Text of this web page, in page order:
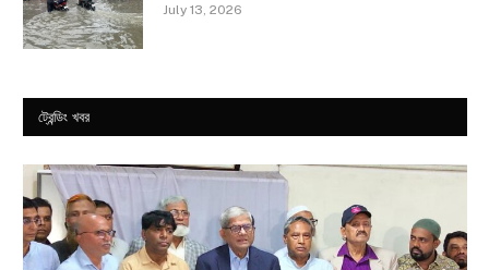
July 13, 2026
ট্রেন্ডিং খবর